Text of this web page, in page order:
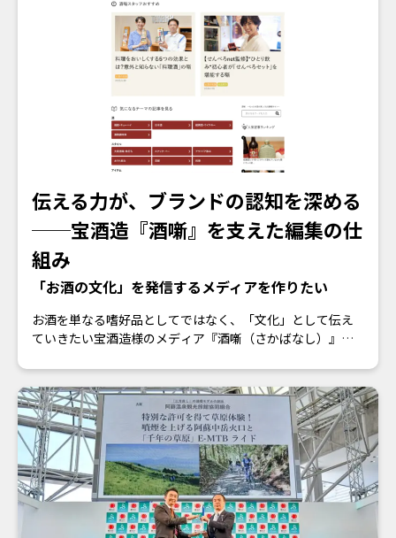
その中で白羽の矢が立ったのが、ワン・パブリッシングで
す。弊社は『レグザチャンネル』の動画制作をスケジュー
リングから撮影・編集、サムネ作成に至るまで一括でサポ
ート。動画の「企画から制作まで」を丸ごと引き受けまし
レグザ公式Youtubeチャンネル
https://www.youtube.com/@REGZAchannel/
伝える力が、ブランドの認知を深める
──宝酒造『酒噺』を支えた編集の仕
組み
「お酒の文化」を発信するメディアを作りたい
お酒を単なる嗜好品としてではなく、「文化」として伝え
ていきたい――宝酒造様のメディア『酒噺（さかばなし）』
オウンドメディア。しかし、前述のような明確なコンセプ
トはありながらも、持続的な記事発信の場として育てるた
めには、メディア運営の専門的なノウハウが不足していま
した。
その課題を受け、ワン・パブリッシングは、長年にわたり
雑誌・Webメディアの運営を担ってきたノウハウと編集ネ
ットワークをフル活用し、『酒噺』の企画から制作まで、
全面的に支援しました。